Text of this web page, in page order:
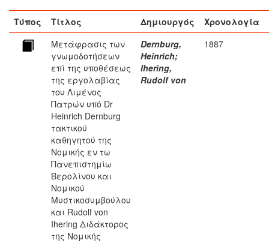
Τύπος Τίτλος Δημιουργός
Χρονολογία
Μετάφρασις των
γνωμοδοτήσεων
επί της υποθέσεως
της εργολαβίας
του Λιμένος
Πατρών υπό Dr
Heinrich Dernburg
τακτικού
καθηγητού της
Νομικής εν τω
Πανεπιστημίω
Βερολίνου και
Νομικού
Μυστικοσυμβούλου
και Rudolf von
Ihering Διδάκτορος
της Νομικής
Dernburg,
Heinrich;
Ihering,
Rudolf von
1887